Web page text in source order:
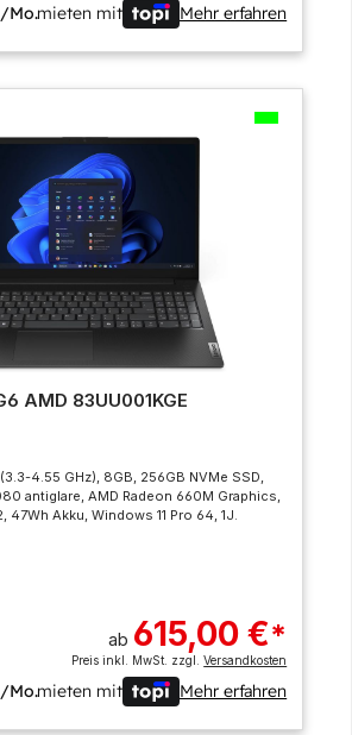
Mo.mieten mit Mehr erfahren
AMD 83UU001KGE
4.55 GHz), 8GB, 256GB NVMe SSD,
antiglare, AMD Radeon 660M Graphics,
47Wh Akku, Windows 11 Pro 64, 1J.
ab 615,00 €*
Preis inkl. MwSt. zzgl.Versandkosten
Mo.mieten mit Mehr erfahren